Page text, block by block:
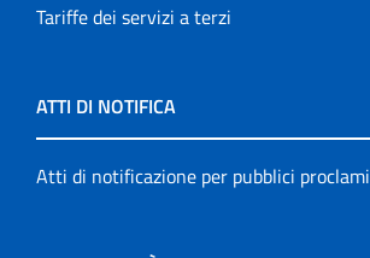
Tariffe dei servizi a terzi
ATTI DI NOTIFICA
Atti di notificazione per pubblici proclami